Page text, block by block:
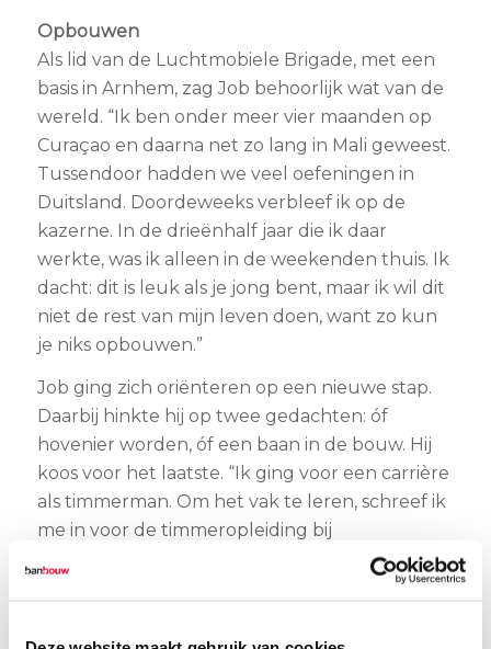
Opbouwen
Als lid van de Luchtmobiele Brigade, met een
basis in Arnhem, zag Job behoorlijk wat van de
wereld. “Ik ben onder meer vier maanden op
Curaçao en daarna net zo lang in Mali geweest.
Tussendoor hadden we veel oefeningen in
Duitsland. Doordeweeks verbleef ik op de
kazerne. In de drieënhalf jaar die ik daar
werkte, was ik alleen in de weekenden thuis. Ik
dacht: dit is leuk als je jong bent, maar ik wil dit
niet de rest van mijn leven doen, want zo kun
je niks opbouwen.”
Job ging zich oriënteren op een nieuwe stap.
Daarbij hinkte hij op twee gedachten: óf
hovenier worden, óf een baan in de bouw. Hij
koos voor het laatste. “Ik ging voor een carrière
als timmerman. Om het vak te leren, schreef ik
me in voor de timmeropleiding bij
Bouwmensen in Mierlo, een brede mbo-